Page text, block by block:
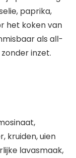
paprika,
het koken van
als all-
inzet.
kruiden, uien
lavasmaak,